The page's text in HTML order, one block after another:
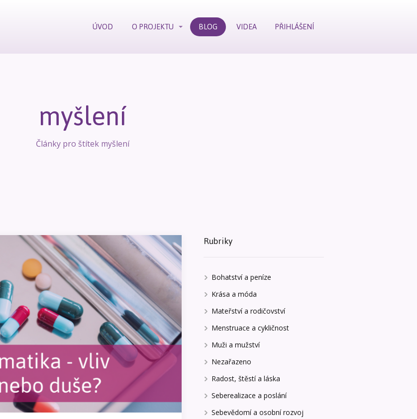
ÚVOD O PROJEKTU BLOG VIDEA PŘIHLÁŠENÍ
myšlení
Články pro štítek myšlení
Rubriky
Bohatství a peníze
Krása a móda
Mateřství a rodičovství
Menstruace a cykličnost
Muži a mužství
Nezařazeno
Radost, štěstí a láska
Seberealizace a poslání
Sebevědomí a osobní rozvoj